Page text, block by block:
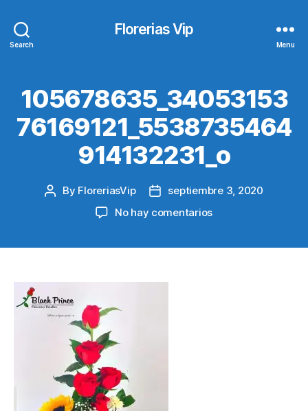
Search
Florerias Vip
Menu
105678635_34053153
76169121_5538735464
914132231_o
Post
By FloreriasVip
Postseptiembre 3, 2020
No hay comentariosen